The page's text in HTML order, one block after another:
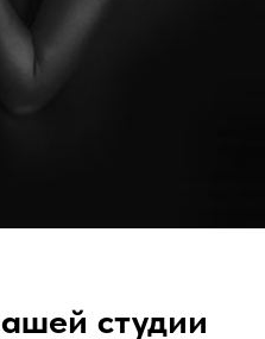
студии